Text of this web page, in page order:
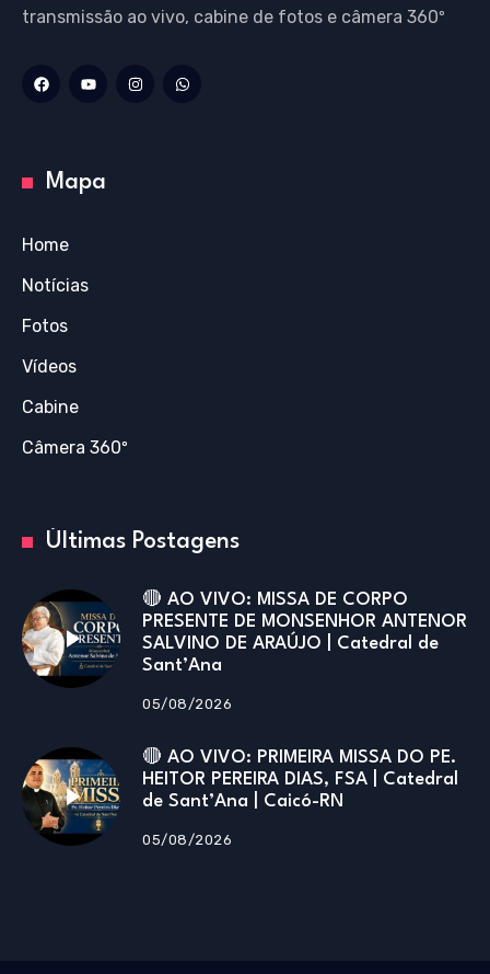
transmissão ao vivo, cabine de fotos e câmera 360º
Mapa
Home
Notícias
Fotos
Vídeos
Cabine
Câmera 360º
Últimas Postagens
🔴 AO VIVO: MISSA DE CORPO
PRESENTE DE MONSENHOR ANTENOR
SALVINO DE ARAÚJO | Catedral de
Sant’Ana
05/08/2026
🔴 AO VIVO: PRIMEIRA MISSA DO PE.
HEITOR PEREIRA DIAS, FSA | Catedral
de Sant’Ana | Caicó-RN
05/08/2026